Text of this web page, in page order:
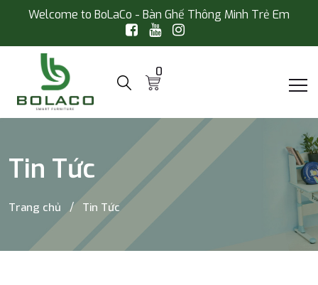
Welcome to BoLaCo - Bàn Ghế Thông Minh Trẻ Em
0
Tin Tức
Trang chủ Tin Tức